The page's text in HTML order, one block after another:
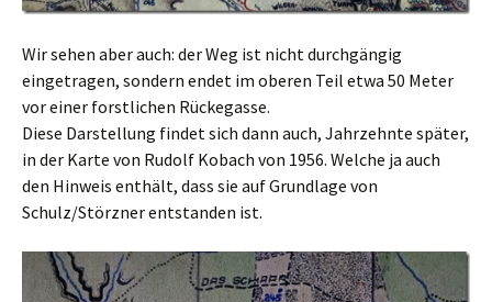
Wir sehen aber auch: der Weg ist nicht durchgängig
eingetragen, sondern endet im oberen Teil etwa 50 Meter
vor einer forstlichen Rückegasse.
Diese Darstellung findet sich dann auch, Jahrzehnte später,
in der Karte von Rudolf Kobach von 1956. Welche ja auch
den Hinweis enthält, dass sie auf Grundlage von
Schulz/Störzner entstanden ist.